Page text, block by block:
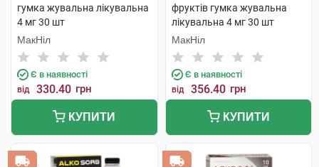
гумка жувальна лікувальна
4 мг 30 шт
МакНіл
Є в наявності
від 330.40 грн
КУПИТИ
фруктів гумка жувальна
лікувальна 4 мг 30 шт
МакНіл
Є в наявності
від 356.40 грн
КУПИТИ